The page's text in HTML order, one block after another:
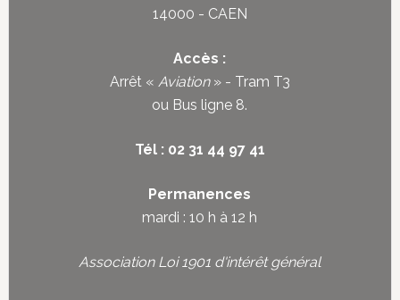
14000 - CAEN
Accès :
Arrêt « Aviation» - Tram T3
ou Bus ligne 8.
Tél : 02 31 44 97 41
Permanences
mardi : 10 h à 12 h
Association Loi 1901 d'intérêt général